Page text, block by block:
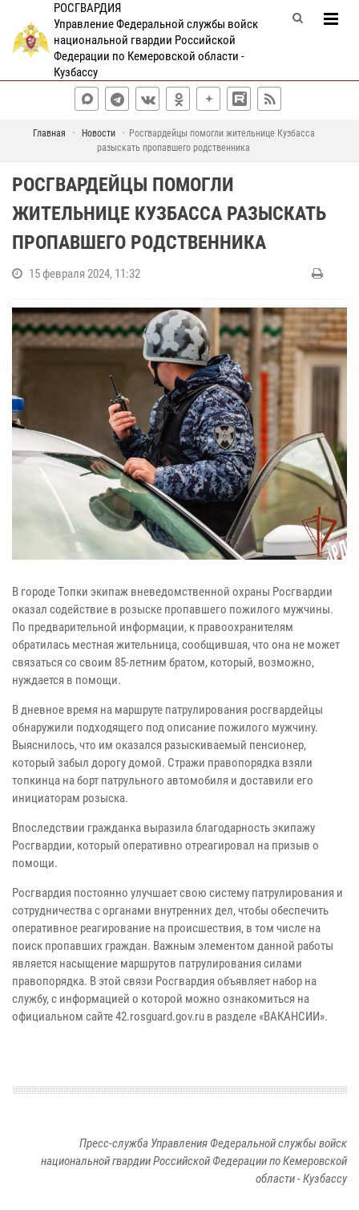
РОСГВАРДИЯ
Управление Федеральной службы войск
национальной гвардии Российской
Федерации по Кемеровской области -
Кузбассу
Главная Новости
Росгвардейцы помогли жительнице Кузбасса
разыскать пропавшего родственника
РОСГВАРДЕЙЦЫ ПОМОГЛИ
ЖИТЕЛЬНИЦЕ КУЗБАССА РАЗЫСКАТЬ
ПРОПАВШЕГО РОДСТВЕННИКА
15 февраля 2024, 11:32
В городе Топки экипаж вневедомственной охраны Росгвардии
оказал содействие в розыске пропавшего пожилого мужчины.
По предварительной информации, к правоохранителям
обратилась местная жительница, сообщившая, что она не может
связаться со своим 85-летним братом, который, возможно,
нуждается в помощи.
В дневное время на маршруте патрулирования росгвардейцы
обнаружили подходящего под описание пожилого мужчину.
Выяснилось, что им оказался разыскиваемый пенсионер,
который забыл дорогу домой. Стражи правопорядка взяли
топкинца на борт патрульного автомобиля и доставили его
инициаторам розыска.
Впоследствии гражданка выразила благодарность экипажу
Росгвардии, который оперативно отреагировал на призыв о
помощи.
Росгвардия постоянно улучшает свою систему патрулирования и
сотрудничества с органами внутренних дел, чтобы обеспечить
оперативное реагирование на происшествия, в том числе на
поиск пропавших граждан. Важным элементом данной работы
является насыщение маршрутов патрулирования силами
правопорядка. В этой связи Росгвардия объявляет набор на
службу, с информацией о которой можно ознакомиться на
официальном сайте 42.rosguard.gov.ru в разделе «ВАКАНСИИ».
Пресс-служба Управления Федеральной службы войск
национальной гвардии Российской Федерации по Кемеровской
области - Кузбассу